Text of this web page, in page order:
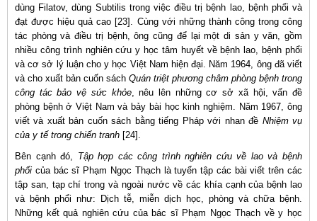
dùng Filatov, dùng Subtilis trong việc điều trị bệnh lao, bệnh phổi và
đạt được hiệu quả cao [23]. Cùng với những thành công trong công
tác phòng và điều trị bệnh, ông cũng để lại một di sản y văn, gồm
nhiều công trình nghiên cứu y học tâm huyết về bệnh lao, bệnh phổi
và cơ sở lý luận cho y học Việt Nam hiện đại. Năm 1964, ông đã viết
và cho xuất bản cuốn sách Quán triệt phương châm phòng bệnh trong
công tác bảo vệ sức khỏe, nêu lên những cơ sở xã hội, vấn đề
phòng bệnh ở Việt Nam và bảy bài học kinh nghiệm. Năm 1967, ông
viết và xuất bản cuốn sách bằng tiếng Pháp với nhan đề Nhiệm vụ
của y tế trong chiến tranh [24].
Bên cạnh đó, Tập hợp các công trình nghiên cứu về lao và bệnh
phổi của bác sĩ Phạm Ngọc Thạch là tuyển tập các bài viết trên các
tập san, tạp chí trong và ngoài nước về các khía cạnh của bệnh lao
và bệnh phổi như: Dịch tễ, miễn dịch học, phòng và chữa bệnh.
Những kết quả nghiên cứu của bác sĩ Phạm Ngọc Thạch về y học